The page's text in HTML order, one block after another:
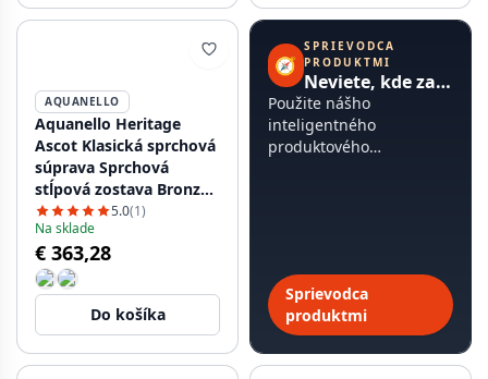
AQUANELLO
Aquanello Heritage
Ascot Klasická sprchová
súprava Sprchová
stĺpová zostava Bronz
BN-2003-HA
5.0(1)
Na sklade
€ 363,28
Do košíka
🧭
SPRIEVODCA
PRODUKTMI
Neviete, kde začať?
Použite nášho
inteligentného
produktového
Sprievodca
produktmi